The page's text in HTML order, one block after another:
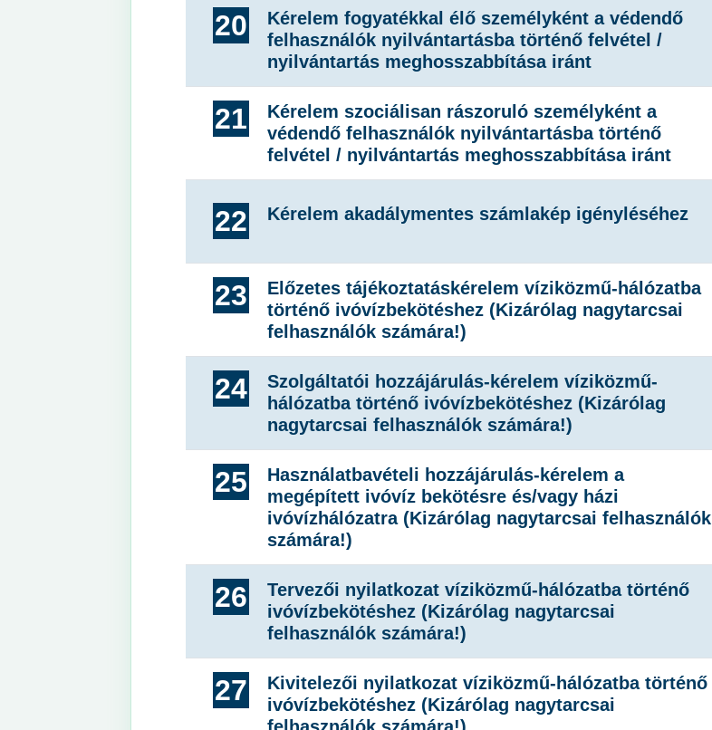
20
Kérelem fogyatékkal élő személyként a védendő
felhasználók nyilvántartásba történő felvétel /
nyilvántartás meghosszabbítása iránt
21
Kérelem szociálisan rászoruló személyként a
védendő felhasználók nyilvántartásba történő
felvétel / nyilvántartás meghosszabbítása iránt
22 Kérelem akadálymentes számlakép igényléséhez
23
Előzetes tájékoztatáskérelem víziközmű-hálózatba
történő ivóvízbekötéshez (Kizárólag nagytarcsai
felhasználók számára!)
24
Szolgáltatói hozzájárulás-kérelem víziközmű-
hálózatba történő ivóvízbekötéshez (Kizárólag
nagytarcsai felhasználók számára!)
25
Használatbavételi hozzájárulás-kérelem a
megépített ivóvíz bekötésre és/vagy házi
ivóvízhálózatra (Kizárólag nagytarcsai felhasználók
számára!)
26
Tervezői nyilatkozat víziközmű-hálózatba történő
ivóvízbekötéshez (Kizárólag nagytarcsai
felhasználók számára!)
27
Kivitelezői nyilatkozat víziközmű-hálózatba történő
ivóvízbekötéshez (Kizárólag nagytarcsai